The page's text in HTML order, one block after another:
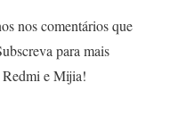
nos comentários que
para mais
e Mijia!